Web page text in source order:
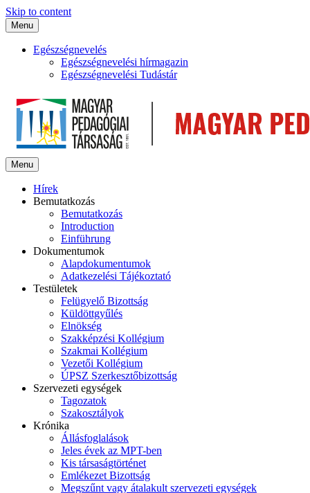
Skip to content
Menu
Egészségnevelés
Egészségnevelési hírmagazin
Egészségnevelési Tudástár
Menu
Hírek
Bemutatkozás
Bemutatkozás
Introduction
Einführung
Dokumentumok
Alapdokumentumok
Adatkezelési Tájékoztató
Testületek
Felügyelő Bizottság
Küldöttgyűlés
Elnökség
Szakképzési Kollégium
Szakmai Kollégium
Vezetői Kollégium
ÚPSZ Szerkesztőbizottság
Szervezeti egységek
Tagozatok
Szakosztályok
Krónika
Állásfoglalások
Jeles évek az MPT-ben
Kis társaságtörténet
Emlékezet Bizottság
Megszűnt vagy átalakult szervezeti egységek